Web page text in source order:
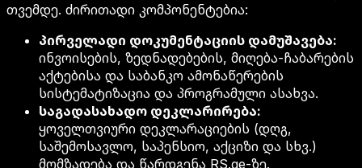
თვემდე. ძირითადი კომპონენტებია:
პირველადი დოკუმენტაციის დამუშავება:
ინვოისების, ზედნადებების, მიღება-ჩაბარების
აქტებისა და საბანკო ამონაწერების
სისტემატიზაცია და პროგრამული ასახვა.
საგადასახადო დეკლარირება:
ყოველთვიური დეკლარაციების (დღგ,
საშემოსავლო, საპენსიო, აქციზი და სხვ.)
მომზადება და წარდგენა RS.ge-ზე.